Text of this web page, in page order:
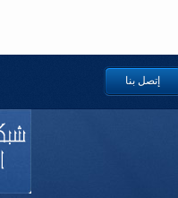
إتصل بنا